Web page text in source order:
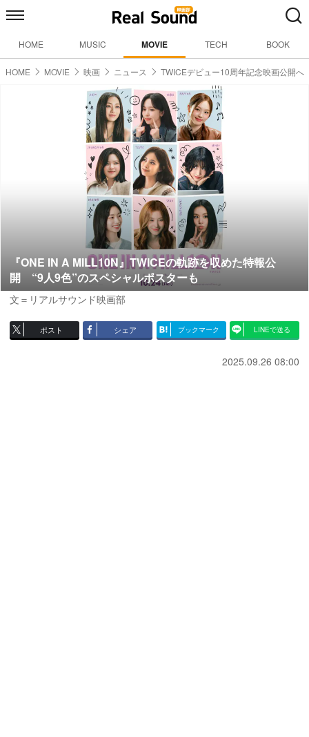
HOME MUSIC MOVIE TECH BOOK
HOME MOVIE 映画 ニュース TWICEデビュー10周年記念映画公開へ
『ONE IN A MILL10N』TWICEの軌跡を収めた特報公
開 “9人9色”のスペシャルポスターも
文＝リアルサウンド映画部
ポスト シェア ブックマーク LINEで送る
2025.09.26 08:00